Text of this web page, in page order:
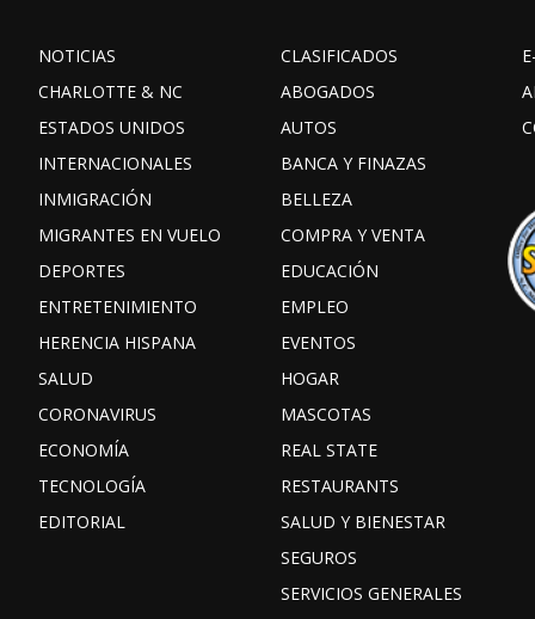
NOTICIAS
CHARLOTTE & NC
ESTADOS UNIDOS
INTERNACIONALES
INMIGRACIÓN
MIGRANTES EN VUELO
DEPORTES
ENTRETENIMIENTO
HERENCIA HISPANA
SALUD
CORONAVIRUS
ECONOMÍA
TECNOLOGÍA
EDITORIAL
CLASIFICADOS
ABOGADOS
AUTOS
BANCA Y FINAZAS
BELLEZA
COMPRA Y VENTA
EDUCACIÓN
EMPLEO
EVENTOS
HOGAR
MASCOTAS
REAL STATE
RESTAURANTS
SALUD Y BIENESTAR
SEGUROS
SERVICIOS GENERALES